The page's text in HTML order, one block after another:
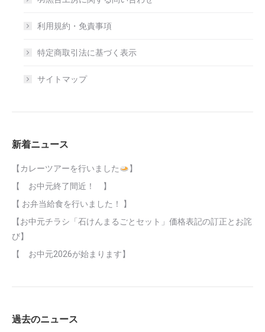
利用規約・免責事項
特定商取引法に基づく表示
サイトマップ
新着ニュース
【カレーツアーを行いました
】
【 お中元終了間近！ 】
【 お弁当給食を行いました！ 】
【お中元チラシ「石けんまるごとセット」価格表記の訂正とお詫
び】
【 お中元2026が始まります】
過去のニュース